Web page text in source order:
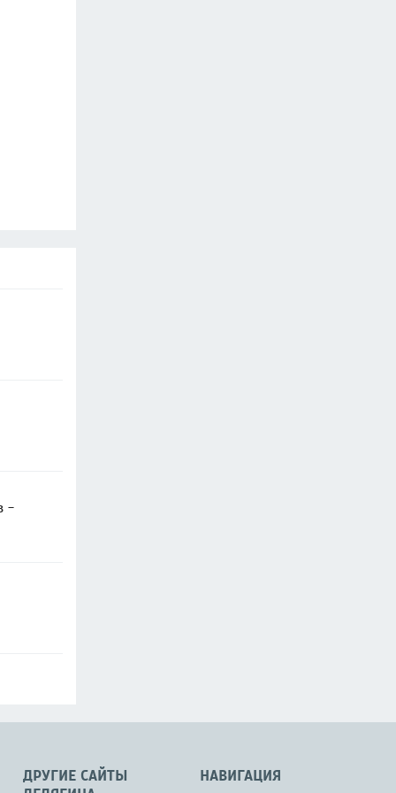
-
НАВИГАЦИЯ
ДРУГИЕ САЙТЫ